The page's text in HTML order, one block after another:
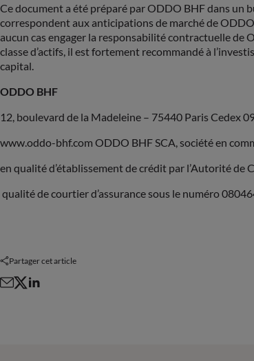
Ce document a été préparé par ODDO BHF dans un
correspondent aux anticipations de marché de
aucun cas engager la responsabilité contractuelle de
classe d’actifs, il est fortement recommandé à
capital.
ODDO BHF
12, boulevard de la Madeleine – 75440 Paris Cedex
www.oddo-bhf.com ODDO BHF SCA, société en
en qualité d’établissement de crédit par l’Autorité de
qualité de courtier d’assurance sous le numéro
Partager cet article